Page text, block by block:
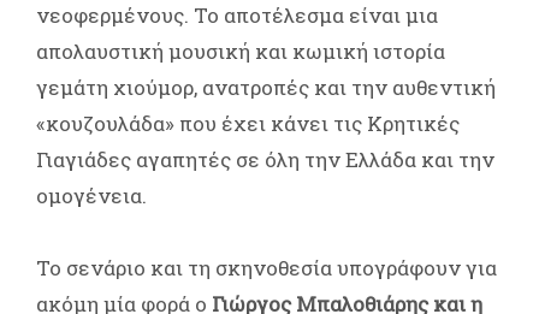
νεοφερμένους. Το αποτέλεσμα είναι μια
απολαυστική μουσική και κωμική ιστορία
γεμάτη χιούμορ, ανατροπές και την αυθεντική
«κουζουλάδα» που έχει κάνει τις Κρητικές
Γιαγιάδες αγαπητές σε όλη την Ελλάδα και την
ομογένεια.
Το σενάριο και τη σκηνοθεσία υπογράφουν για
ακόμη μία φορά ο Γιώργος Μπαλοθιάρης και η